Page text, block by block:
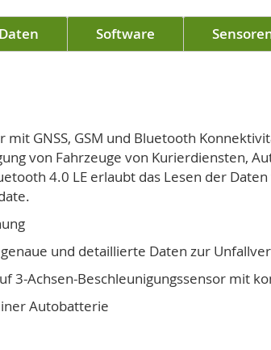
Software
GNSS, GSM und Bluetooth
von Fahrzeuge von Kurierdiensten,
4.0 LE erlaubt das Lesen der
und detaillierte Daten zur
3-Achsen-Beschleunigungssensor mit
Autobatterie